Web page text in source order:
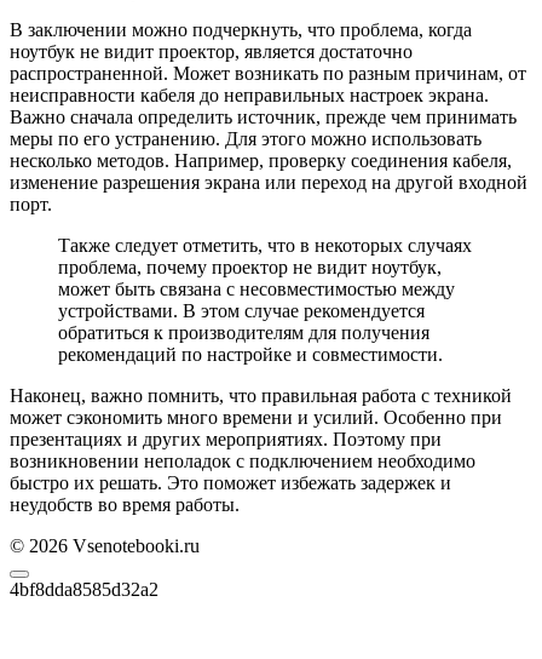
В заключении можно подчеркнуть, что проблема, когда
ноутбук не видит проектор, является достаточно
распространенной. Может возникать по разным причинам, от
неисправности кабеля до неправильных настроек экрана.
Важно сначала определить источник, прежде чем принимать
меры по его устранению. Для этого можно использовать
несколько методов. Например, проверку соединения кабеля,
изменение разрешения экрана или переход на другой входной
порт.
Также следует отметить, что в некоторых случаях
проблема, почему проектор не видит ноутбук,
может быть связана с несовместимостью между
устройствами. В этом случае рекомендуется
обратиться к производителям для получения
рекомендаций по настройке и совместимости.
Наконец, важно помнить, что правильная работа с техникой
может сэкономить много времени и усилий. Особенно при
презентациях и других мероприятиях. Поэтому при
возникновении неполадок с подключением необходимо
быстро их решать. Это поможет избежать задержек и
неудобств во время работы.
© 2026 Vsenotebooki.ru
4bf8dda8585d32a2